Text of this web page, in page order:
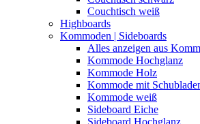
Couchtisch weiß
Highboards
Kommoden | Sideboards
Alles anzeigen aus
Kommode Hochglanz
Kommode Holz
Kommode mit
Kommode weiß
Sideboard Eiche
Sideboard Hochglanz